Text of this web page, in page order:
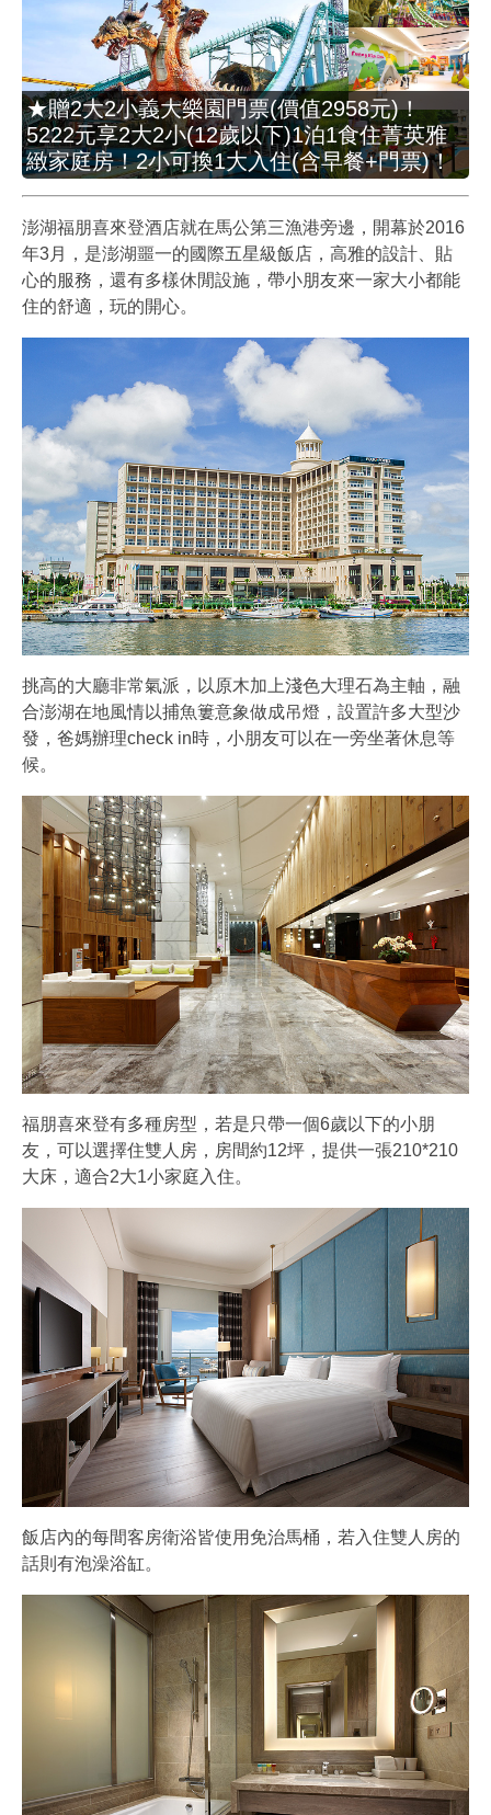
★贈2大2小義大樂園門票(價值2958元)！
5222元享2大2小(12歲以下)1泊1食住菁英雅
緻家庭房！2小可換1大入住(含早餐+門票)！
澎湖福朋喜來登酒店就在馬公第三漁港旁邊，開幕於2016
年3月，是澎湖噩一的國際五星級飯店，高雅的設計、貼
心的服務，還有多樣休閒設施，帶小朋友來一家大小都能
住的舒適，玩的開心。
挑高的大廳非常氣派，以原木加上淺色大理石為主軸，融
合澎湖在地風情以捕魚簍意象做成吊燈，設置許多大型沙
發，爸媽辦理check in時，小朋友可以在一旁坐著休息等
候。
福朋喜來登有多種房型，若是只帶一個6歲以下的小朋
友，可以選擇住雙人房，房間約12坪，提供一張210*210
大床，適合2大1小家庭入住。
飯店內的每間客房衛浴皆使用免治馬桶，若入住雙人房的
話則有泡澡浴缸。